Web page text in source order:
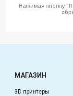
Нажимая кнопку
МАГАЗИН
3D принтеры